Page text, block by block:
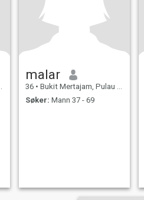
malar
36 • Bukit Mertajam, Pulau Pinang, Malaysia
Søker: Mann 37 - 69